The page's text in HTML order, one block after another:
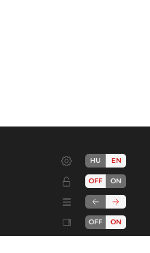
HU EN
OFF ON
OFF ON